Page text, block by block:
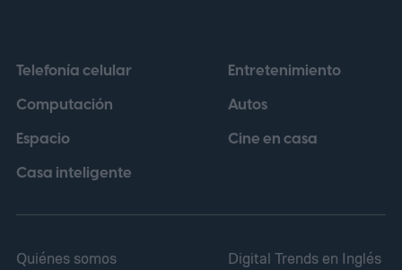
pertenecientes a la familia Microviridae.
Telefonía celular
Computación
Espacio
Casa inteligente
Entretenimiento
Autos
Cine en casa
Quiénes somos
Digital Trends en Inglés